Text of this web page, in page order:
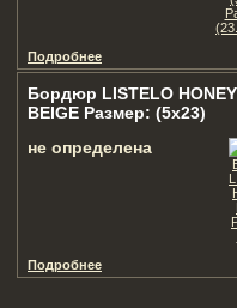
Подробнее
Бордюр LISTELO HONEY
BEIGE Размер: (5x23)
не определена
Подробнее